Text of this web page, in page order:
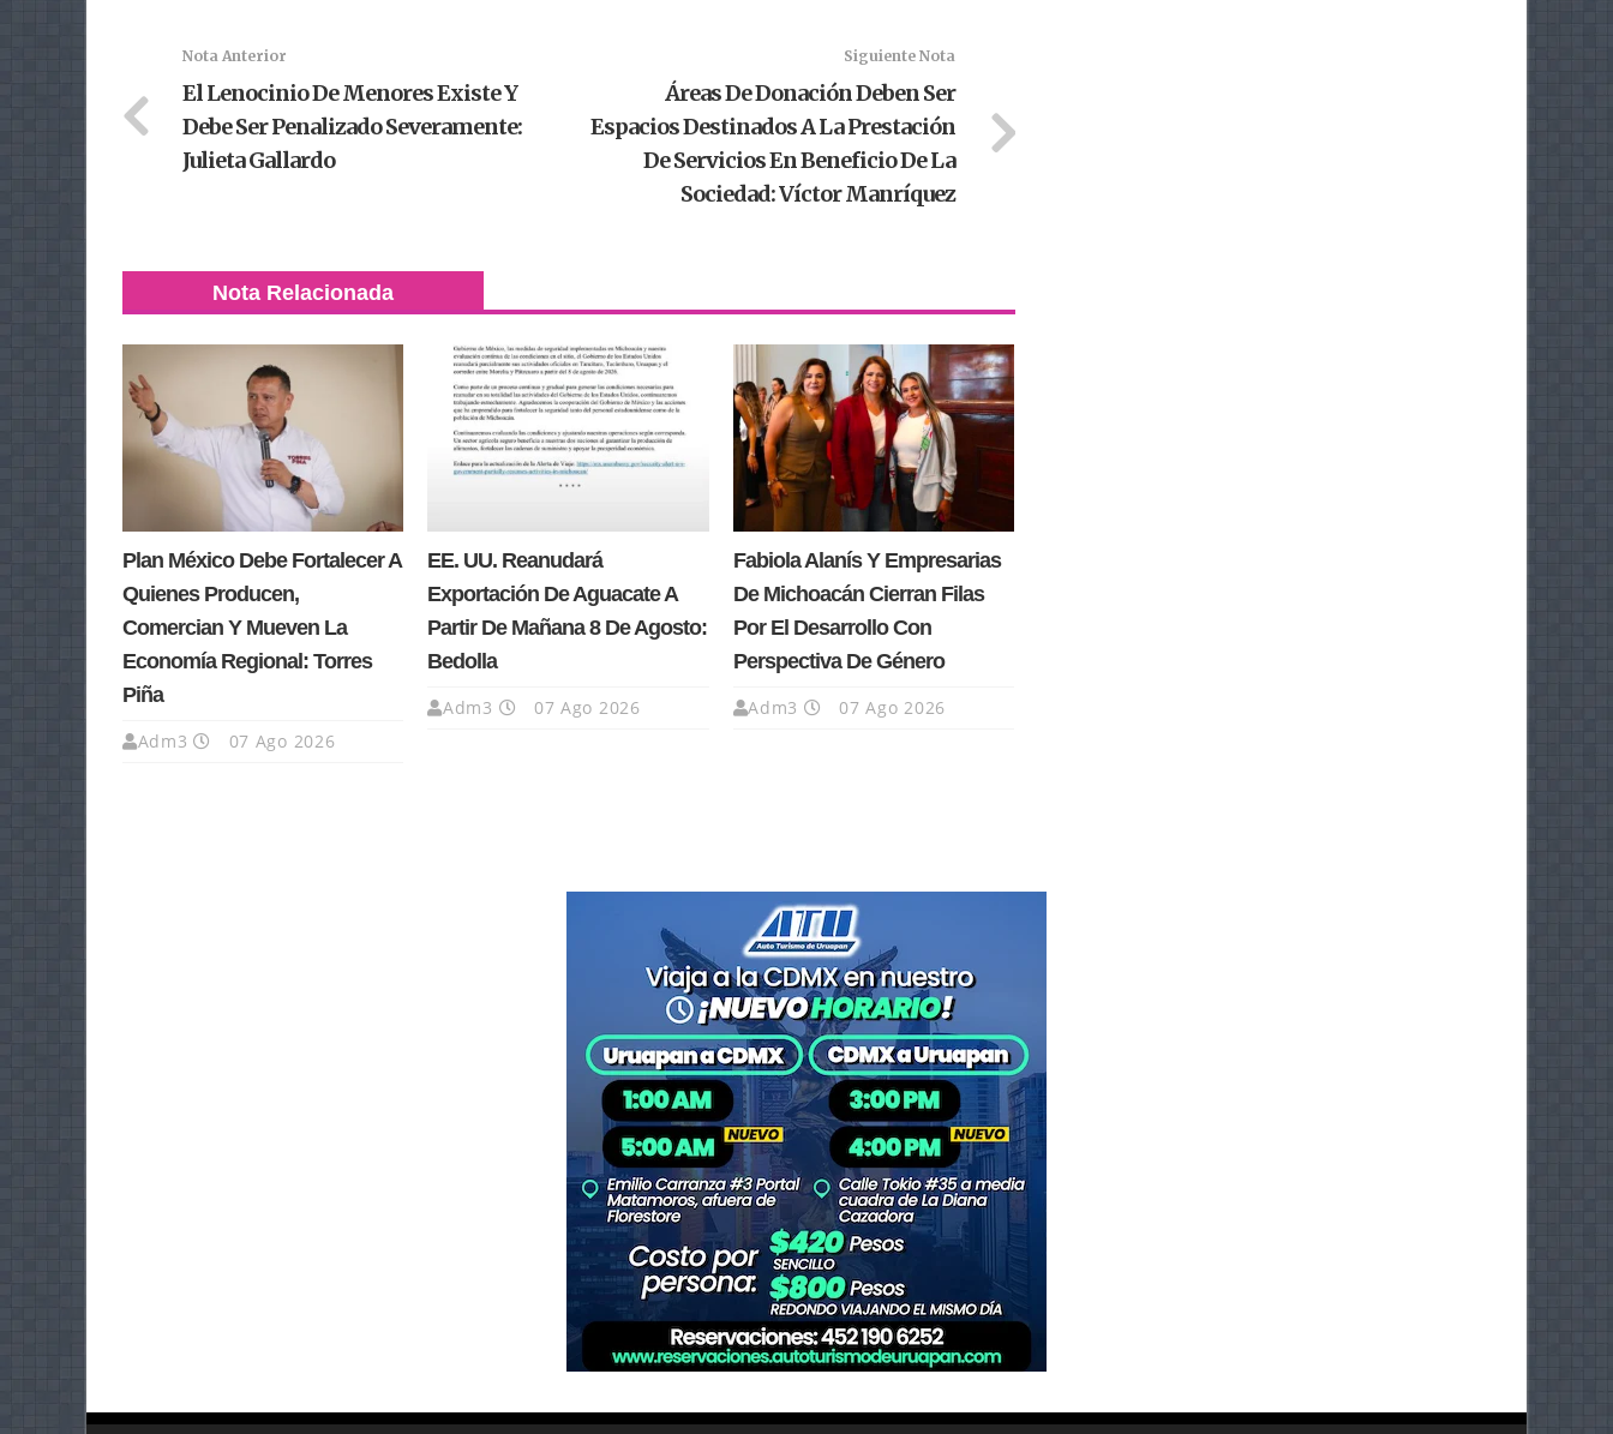
Nota Anterior
El Lenocinio De Menores Existe Y
Debe Ser Penalizado Severamente:
Julieta Gallardo
Siguiente Nota
Áreas De Donación Deben Ser
Espacios Destinados A La Prestación
De Servicios En Beneficio De La
Sociedad: Víctor Manríquez
Nota Relacionada
Plan México Debe Fortalecer A
Quienes Producen,
Comercian Y Mueven La
Economía Regional: Torres
Piña
Adm3 07 Ago 2026
EE. UU. Reanudará
Exportación De Aguacate A
Partir De Mañana 8 De Agosto:
Bedolla
Adm3 07 Ago 2026
Fabiola Alanís Y Empresarias
De Michoacán Cierran Filas
Por El Desarrollo Con
Perspectiva De Género
Adm3 07 Ago 2026